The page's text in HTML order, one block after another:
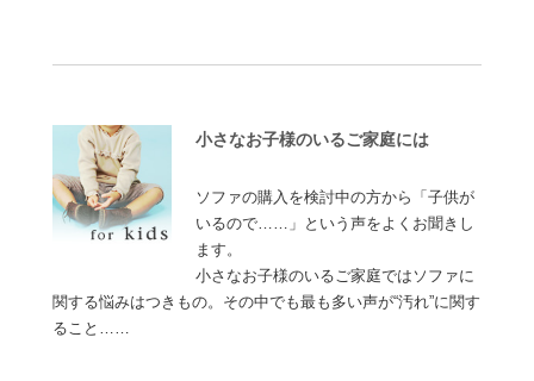
小さなお子様のいるご家庭には
ソファの購入を検討中の方から「子供が
いるので……」という声をよくお聞きし
ます。
小さなお子様のいるご家庭ではソファに
関する悩みはつきもの。その中でも最も多い声が“汚れ”に関す
ること……